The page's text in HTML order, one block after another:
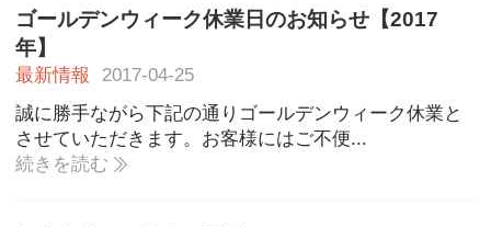
ゴールデンウィーク休業日のお知らせ【2017
年】
最新情報
2017-04-25
誠に勝手ながら下記の通りゴールデンウィーク休業と
させていただきます。お客様にはご不便...
続きを読む